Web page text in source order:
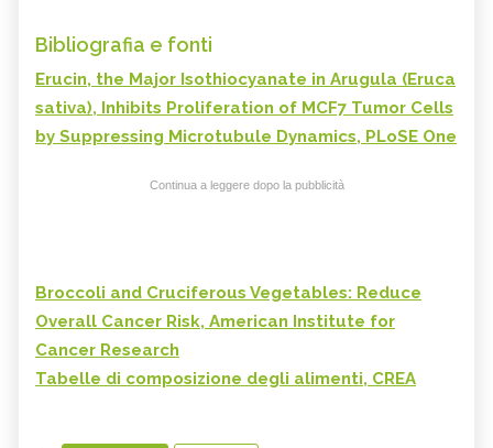
Bibliografia e fonti
Erucin, the Major Isothiocyanate in Arugula (Eruca
sativa), Inhibits Proliferation of MCF7 Tumor Cells
by Suppressing Microtubule Dynamics, PLoSE One
Continua a leggere dopo la pubblicità
Broccoli and Cruciferous Vegetables: Reduce
Overall Cancer Risk, American Institute for
Cancer Research
Tabelle di composizione degli alimenti, CREA